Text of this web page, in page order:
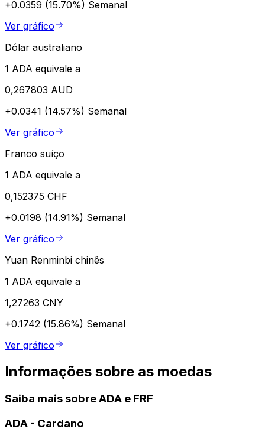
+0.0359 (15.70%) Semanal
Ver gráfico
Dólar australiano
1 ADA equivale a
0,267803 AUD
+0.0341 (14.57%) Semanal
Ver gráfico
Franco suíço
1 ADA equivale a
0,152375 CHF
+0.0198 (14.91%) Semanal
Ver gráfico
Yuan Renminbi chinês
1 ADA equivale a
1,27263 CNY
+0.1742 (15.86%) Semanal
Ver gráfico
Informações sobre as moedas
Saiba mais sobre ADA e FRF
ADA - Cardano